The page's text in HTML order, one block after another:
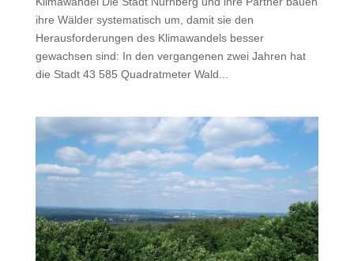
ihre Wälder systematisch um, damit sie den
Herausforderungen des Klimawandels besser
gewachsen sind: In den vergangenen zwei Jahren hat
die Stadt 43 585 Quadratmeter Wald...